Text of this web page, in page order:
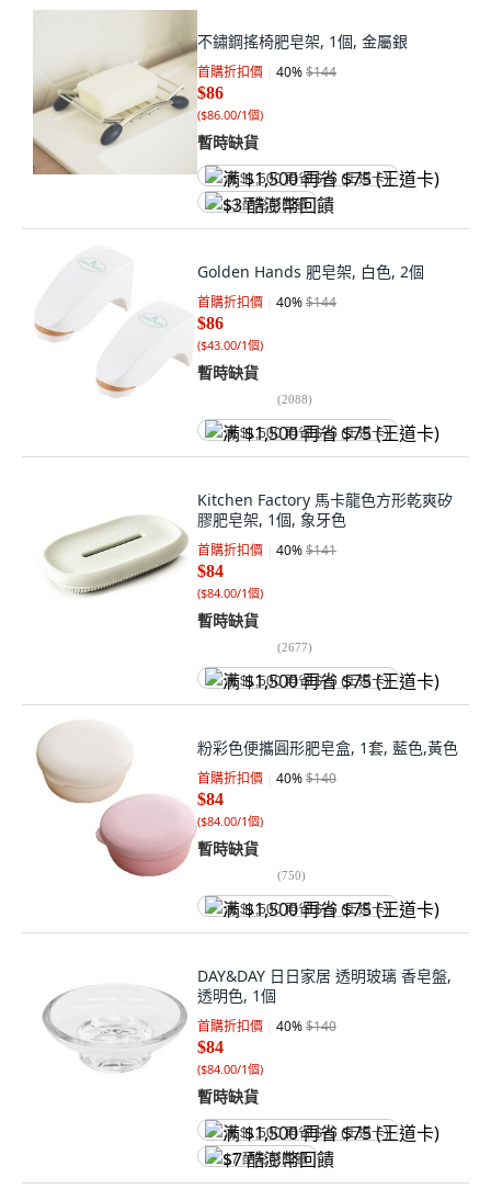
不鏽鋼搖椅肥皂架, 1個, 金屬銀
首購折扣價 40%$144
$86
($86.00/1個)
暫時缺貨
满 $1,500 再省 $75 (王道卡)
$3 酷澎幣回饋
Golden Hands 肥皂架, 白色, 2個
首購折扣價 40%$144
$86
($43.00/1個)
暫時缺貨
(2088)
满 $1,500 再省 $75 (王道卡)
Kitchen Factory 馬卡龍色方形乾爽矽
膠肥皂架, 1個, 象牙色
首購折扣價 40%$141
$84
($84.00/1個)
暫時缺貨
(2677)
满 $1,500 再省 $75 (王道卡)
粉彩色便攜圓形肥皂盒, 1套, 藍色,黃色
首購折扣價 40%$140
$84
($84.00/1個)
暫時缺貨
(750)
满 $1,500 再省 $75 (王道卡)
DAY&DAY 日日家居 透明玻璃 香皂盤,
透明色, 1個
首購折扣價 40%$140
$84
($84.00/1個)
暫時缺貨
满 $1,500 再省 $75 (王道卡)
$7 酷澎幣回饋